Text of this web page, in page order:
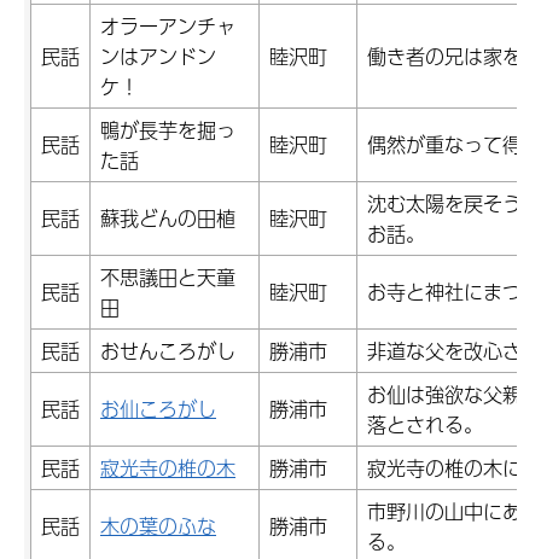
民話
オラーアンチャ
ンはアンドン
ケ！
睦沢町 働き者の兄は家を
民話
鴨が長芋を掘っ
た話
睦沢町 偶然が重なって得
民話 蘇我どんの田植 睦沢町
沈む太陽を戻そう
お話。
民話
不思議田と天童
田
睦沢町
お寺と神社にまつ
民話
おせんころがし 勝浦市
非道な父を改心さ
民話
お仙ころがし 勝浦市
お仙は強欲な父親
落とされる。
民話
寂光寺の椎の木 勝浦市
寂光寺の椎の木に
民話
木の葉のふな 勝浦市
市野川の山中にあ
る。